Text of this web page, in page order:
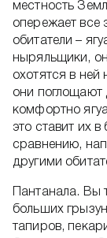
местность
опережает все
обитатели –
ныряльщики,
охотятся в
они поглощают
комфортно
это ставит их
сравнению,
другими
Пантанала. Вы
больших
тапиров,